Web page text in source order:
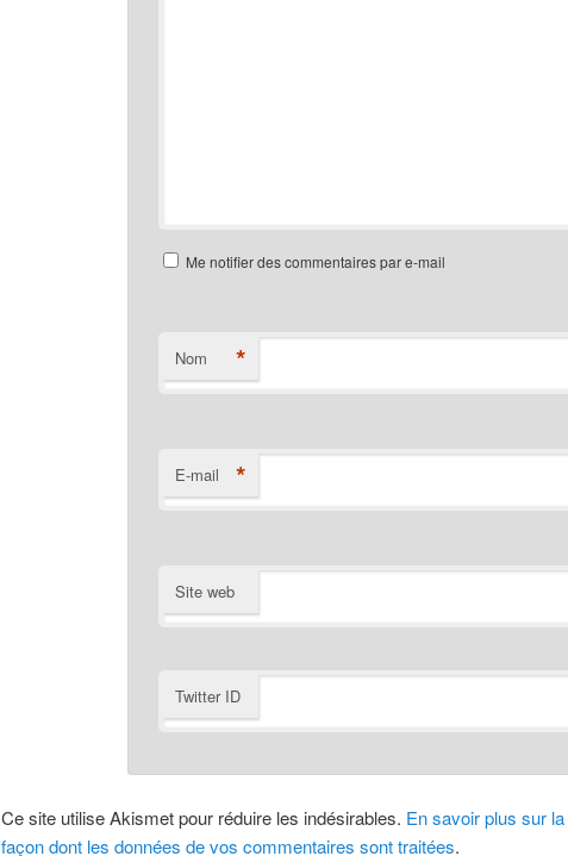
Me notifier des commentaires par e-mail
Nom *
E-mail *
Site web
Twitter ID
Ce site utilise Akismet pour réduire les indésirables. En savoir plus sur la
façon dont les données de vos commentaires sont traitées.